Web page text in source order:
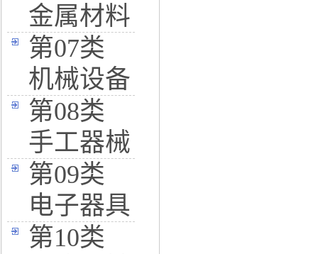
金属材料
第07类
机械设备
第08类
手工器械
第09类
电子器具
第10类